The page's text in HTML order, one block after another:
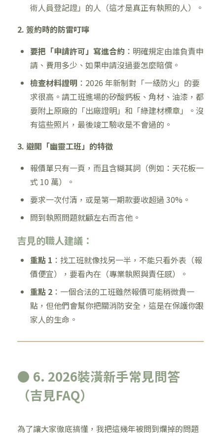
術人員登記證」的人（這才是真正有執照的人）。
2. 簽約時的防雷叮嚀
要把「申請許可」寫進合約 ：明確規定由誰負責申
請、費用多少、如果申請沒過要怎麼賠償。
檢查材料證明 ：2026 年新制對「一級防火」的要
求很高。請工班進場的矽酸鈣板、角材、油漆，都
要附上原廠的「出廠證明」和「綠建材標章」。沒
有這些照片，最後竣工驗收是不會過的。
3. 避開「幽靈工班」的特徵
報價單只有一頁，而且含糊其詞（例如：天花板一
式 10 萬）。
要求一次付清，或是第一期款要收超過 30%。
問到執照問題就顧左右而言他。
吉見的職人建議：
重點 1 ：找工班就像找另一半，不能只看外表（報
價便宜），要看內在（專業執照與責任感）。
重點 2：一個合法的工班雖然報價可能稍微貴一
點，但他們會幫你把關消防安全，這是在保護你跟
家人的生命。
● 6. 2026裝潢新手常見問答
（吉見FAQ）
為了讓大家徹底搞懂，我把這幾年被問到爛掉的問題